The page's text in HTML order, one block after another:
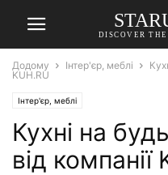
DISCOVER
Додому Інтер'єр, меблі
KUH.RU
Інтер'єр, меблі
Кухні на
від компанії